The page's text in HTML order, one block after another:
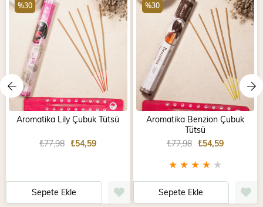
Aromatika Lily Çubuk Tütsü
₺54,59
₺77,98
Sepete Ekle
%30
Aromatika Benzion Çubuk
Tütsü
★ ★ ★ ★ ★
₺54,59
₺77,98
Sepete Ekle
%30